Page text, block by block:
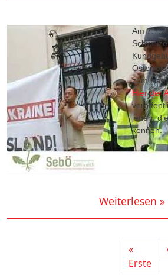
Am
zum
Hier der
jenen,
kennen.
Weiterlesen »
Seitennummerierung«
Erste